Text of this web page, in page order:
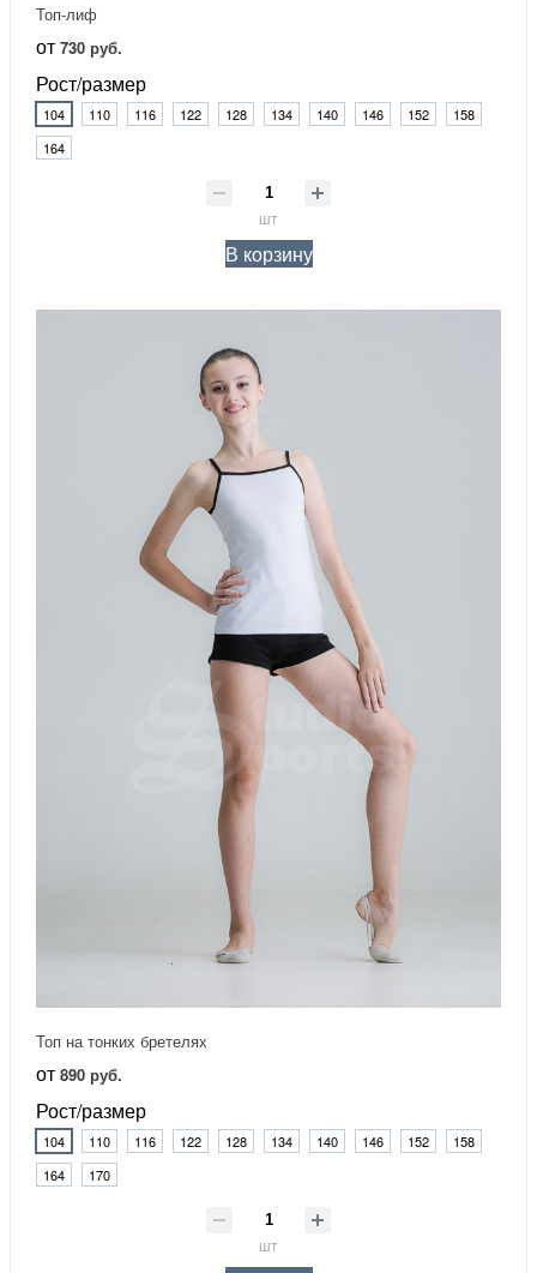
Топ-лиф
от 730 руб.
Рост/размер
104 110 116 122 128 134 140 146 152
158
164
шт
В корзину
Топ на тонких бретелях
от 890 руб.
Рост/размер
104 110 116 122 128 134 140 146 152
158
164
170
шт